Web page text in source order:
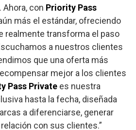
. Ahora, con Priority Pass
más el estándar, ofreciendo
realmente transforma el paso
a nuestros clientes
que una oferta más
mejor a los clientes
Pass Private es nuestra
hasta la fecha, diseñada
a diferenciarse, generar
con sus clientes.”